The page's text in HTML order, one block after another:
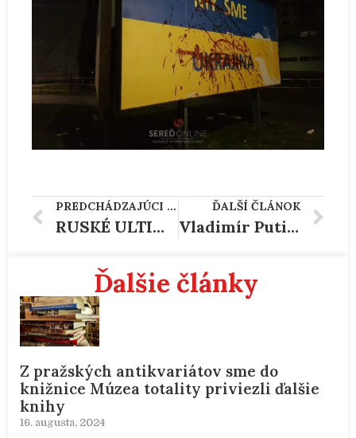
PREDCHÁDZAJÚCI ČLÁNOK
RUSKÉ ULTIMÁTUM – AKO BY VYZERALO SLOVENSKO?
ĎALŠÍ ČLÁNOK
Vladimír Putin sa zapísal do svetovej histórie na úrovni Stalina a Hitlera
Ďalšie články
Z pražských antikvariátov sme do
knižnice Múzea totality priviezli ďalšie
knihy
16. augusta, 2024